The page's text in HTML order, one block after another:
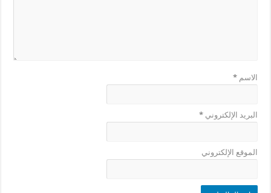
الاسم*
البريد الإلكتروني*
الموقع الإلكتروني